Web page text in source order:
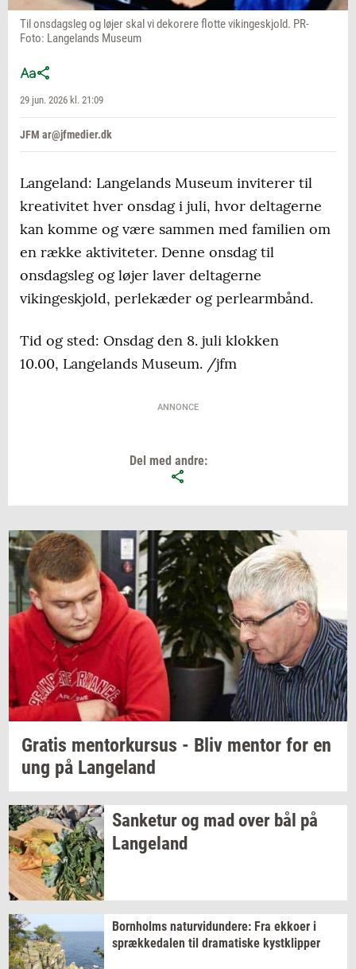
Til onsdagsleg og løjer skal vi dekorere flotte vikingeskjold. PR-
Foto: Langelands Museum
29 jun. 2026 kl. 21:09
JFM ar@jfmedier.dk
Langeland: Langelands Museum inviterer til
kreativitet hver onsdag i juli, hvor deltagerne
kan komme og være sammen med familien om
en række aktiviteter. Denne onsdag til
onsdagsleg og løjer laver deltagerne
vikingeskjold, perlekæder og perlearmbånd.
Tid og sted: Onsdag den 8. juli klokken
10.00, Langelands Museum. /jfm
ANNONCE
Del med andre:
Gra­tis men­tor­kur­sus - Bliv men­tor for en
ung på Lan­geland
San­ke­turog mad over bål på
Lan­geland
Born­holms na­tur­vi­dun­de­re: Fra ek­ko­er i
spræk­ke­da­len til dra­ma­ti­ske kyst­klip­per